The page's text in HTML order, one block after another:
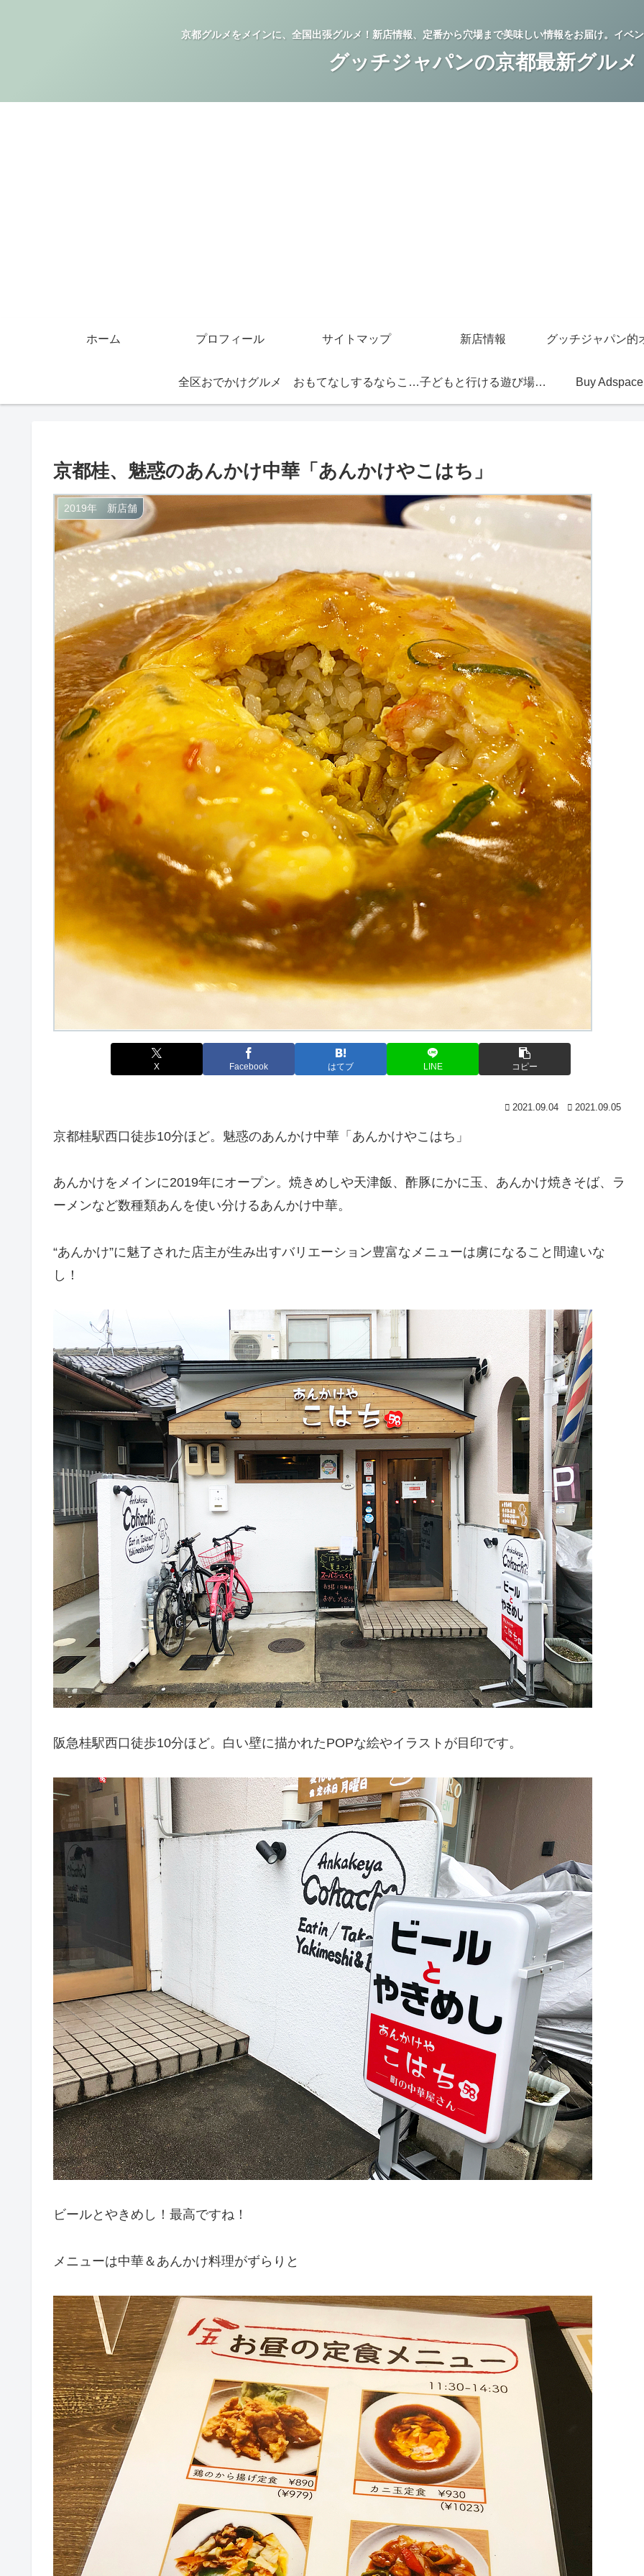
京都グルメをメインに、全国出張グルメ！新店情報、定番から穴場まで美味しい情報をお届け。イベ
グッチジャパンの京都最新グルメ
ホーム プロフィール サイトマップ 新店情報
全区おでかけグルメ おもてなしするならこの店 子どもと行ける遊び場・お店 Buy Adspace
京都桂、魅惑のあんかけ中華「あんかけやこはち」
2019年 新店舗
X Facebook はてブ LINE コピー
2021.09.04 2021.09.05
京都桂駅西口徒歩10分ほど。魅惑のあんかけ中華「あんかけやこはち」
あんかけをメインに2019年にオープン。焼きめしや天津飯、酢豚にかに玉、あんかけ焼きそば、ラ
ーメンなど数種類あんを使い分けるあんかけ中華。
“あんかけ”に魅了された店主が生み出すバリエーション豊富なメニューは虜になること間違いな
し！
阪急桂駅西口徒歩10分ほど。白い壁に描かれたPOPな絵やイラストが目印です。
ビールとやきめし！最高ですね！
メニューは中華＆あんかけ料理がずらりと